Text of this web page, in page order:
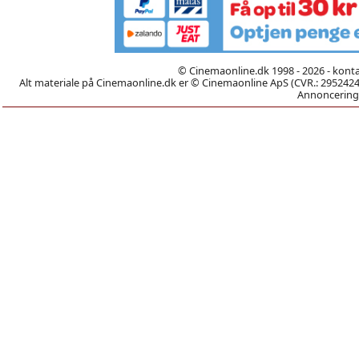
© Cinemaonline.dk 1998 - 2026 -
Alt materiale på Cinemaonline.dk er © Cinemaonline ApS (CVR.: